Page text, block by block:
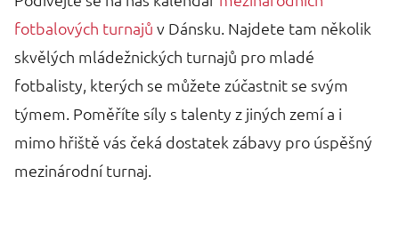
fotbalových turnajů v Dánsku. Najdete tam několik
skvělých mládežnických turnajů pro mladé
fotbalisty, kterých se můžete zúčastnit se svým
týmem. Poměříte síly s talenty z jiných zemí a i
mimo hřiště vás čeká dostatek zábavy pro úspěšný
mezinárodní turnaj.